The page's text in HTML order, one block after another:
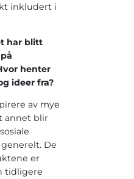
inkludert i
har blitt
henter
ideer fra?
av mye
annet blir
De
er
tidligere